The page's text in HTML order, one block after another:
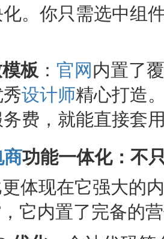
。你只需选中组
板 ： 官网 内置了
设计师精心打造
费，就能直接套
商功能一体化：不
体现在它强大的
它内置了完备的